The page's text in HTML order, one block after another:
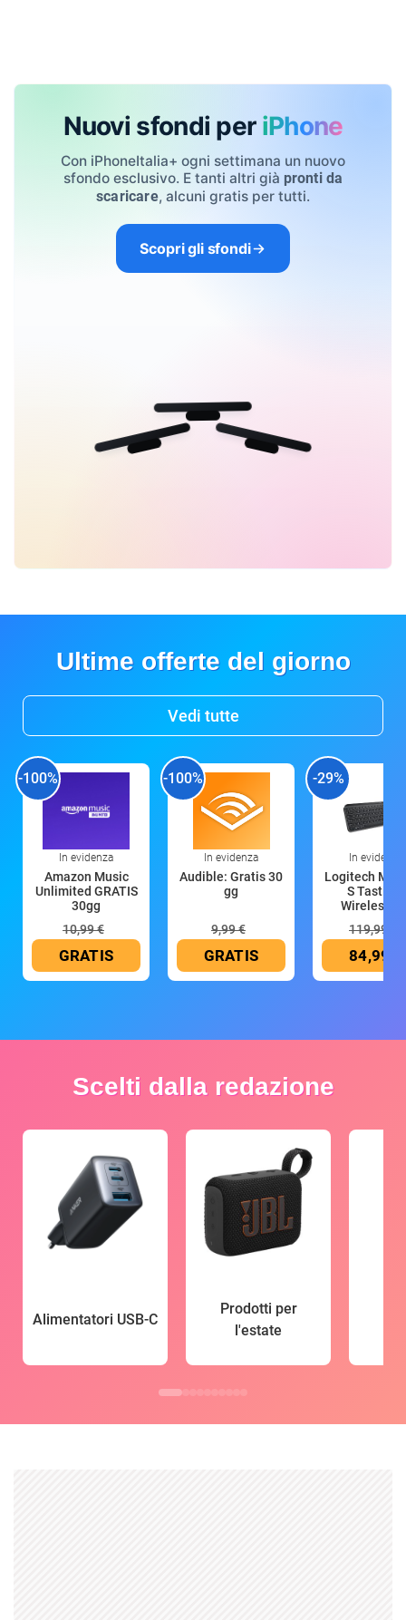
Nuovi sfondi per iPhone
Con iPhoneItalia+ ogni settimana un nuovo
sfondo esclusivo. E tanti altri già pronti da
scaricare, alcuni gratis per tutti.
Scopri gli sfondi
Ultime offerte del giorno
Vedi tutte
-100%
In evidenza
Amazon Music
Unlimited GRATIS
30gg
10,99 €
GRATIS
-100%
In evidenza
Audible: Gratis 30
gg
9,99 €
GRATIS
-29%
In evidenza
Logitech MX
S Tastiera
Wireless
119,99 €
84,99 €
Scelti dalla redazione
Alimentatori USB-C
Prodotti per
l'estate